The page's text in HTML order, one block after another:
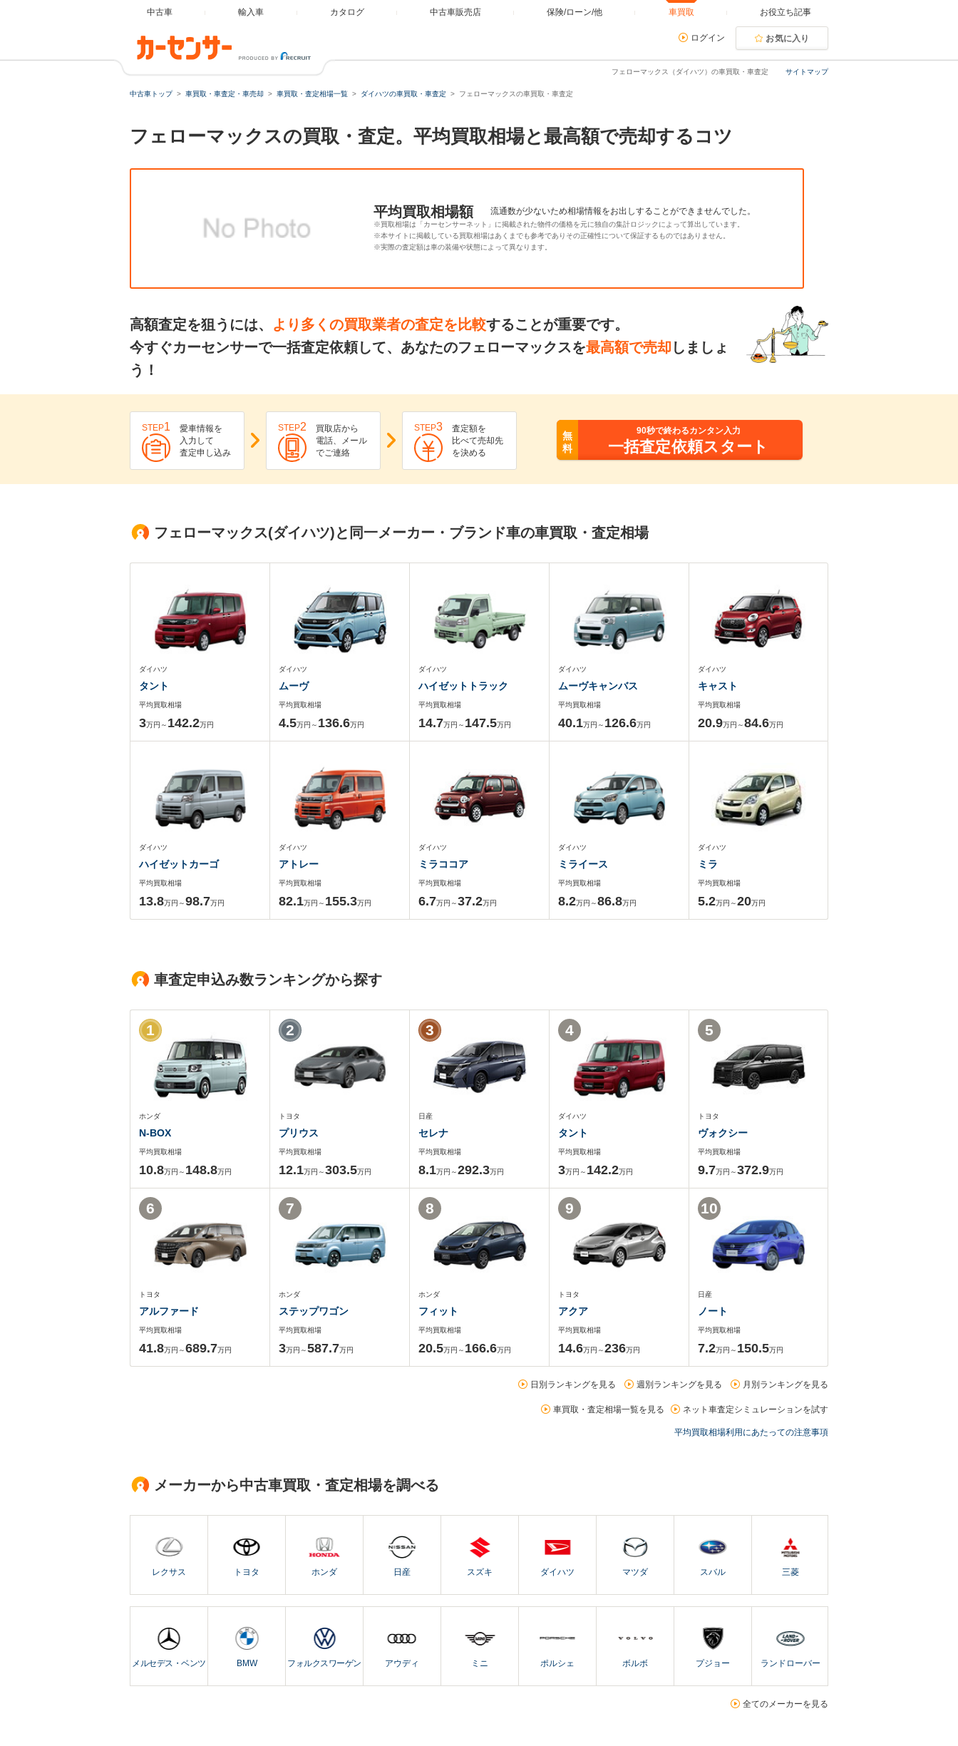
中古車 輸入車 カタログ 中古車販売店 保険/ローン/他 車買取 お役立ち記事
ログイン お気に入り
サイトマップ
フェローマックス（ダイハツ）の車買取・車査定
中古車トップ 車買取・車査定・車売却 車買取・査定相場一覧 ダイハツの車買取・車査定 フェローマックスの車買取・車査定
フェローマックスの買取・査定。平均買取相場と最高額で売却するコツ
平均買取相場額 流通数が少ないため相場情報をお出しすることができませんでした。
※買取相場は「カーセンサーネット」に掲載された物件の価格を元に独自の集計ロジックによって算出しています。
※本サイトに掲載している買取相場はあくまでも参考でありその正確性について保証するものではありません。
※実際の査定額は車の装備や状態によって異なります。
高額査定を狙うには、 より多くの買取業者の査定を比較することが重要です。
今すぐカーセンサーで一括査定依頼して、あなたのフェローマックスを最高額で売却 しましょ
う！
STEP1
愛車情報を
入力して
査定申し込み
STEP2
買取店から
電話、メール
でご連絡
STEP3
査定額を
比べて売却先
を決める
無
料
90秒で終わるカンタン入力
一括査定依頼スタート
フェローマックス(ダイハツ)と同一メーカー・ブランド車の車買取・査定相場
ダイハツ
タント
平均買取相場
3万円～ 142.2万円
ダイハツ
ムーヴ
平均買取相場
4.5万円～ 136.6万円
ダイハツ
ハイゼットトラック
平均買取相場
14.7万円～ 147.5万円
ダイハツ
ムーヴキャンバス
平均買取相場
40.1万円～ 126.6万円
ダイハツ
キャスト
平均買取相場
20.9万円～84.6万円
ダイハツ
ハイゼットカーゴ
平均買取相場
13.8万円～98.7万円
ダイハツ
アトレー
平均買取相場
82.1万円～ 155.3万円
ダイハツ
ミラココア
平均買取相場
6.7万円～37.2万円
ダイハツ
ミライース
平均買取相場
8.2万円～86.8万円
ダイハツ
ミラ
平均買取相場
5.2万円～20万円
車査定申込み数ランキングから探す
ホンダ
N-BOX
平均買取相場
10.8万円～ 148.8万円
1
トヨタ
プリウス
平均買取相場
12.1万円～303.5万円
2
日産
セレナ
平均買取相場
8.1万円～292.3万円
3
ダイハツ
タント
平均買取相場
3万円～ 142.2万円
4
トヨタ
ヴォクシー
平均買取相場
9.7万円～372.9万円
5
トヨタ
アルファード
平均買取相場
41.8万円～689.7万円
6
ホンダ
ステップワゴン
平均買取相場
3万円～587.7万円
7
ホンダ
フィット
平均買取相場
20.5万円～ 166.6万円
8
トヨタ
アクア
平均買取相場
14.6万円～236万円
9
日産
ノート
平均買取相場
7.2万円～ 150.5万円
10
日別ランキングを見る 週別ランキングを見る 月別ランキングを見る
車買取・査定相場一覧を見る ネット車査定シミュレーションを試す
平均買取相場利用にあたっての注意事項
メーカーから中古車買取・査定相場を調べる
レクサス トヨタ ホンダ 日産 スズキ ダイハツ マツダ スバル 三菱
メルセデス・ベンツ BMW フォルクスワーゲン アウディ ミニ ポルシェ ボルボ プジョー ランドローバー
全てのメーカーを見る